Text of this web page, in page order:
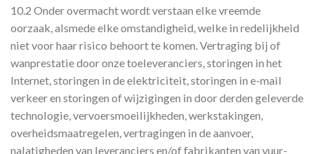
10.2 Onder overmacht wordt verstaan elke vreemde
oorzaak, alsmede elke omstandigheid, welke in redelijkheid
niet voor haar risico behoort te komen. Vertraging bij of
wanprestatie door onze toeleveranciers, storingen in het
Internet, storingen in de elektriciteit, storingen in e-mail
verkeer en storingen of wijzigingen in door derden geleverde
technologie, vervoersmoeilijkheden, werkstakingen,
overheidsmaatregelen, vertragingen in de aanvoer,
nalatigheden van leveranciers en/of fabrikanten van vuur-